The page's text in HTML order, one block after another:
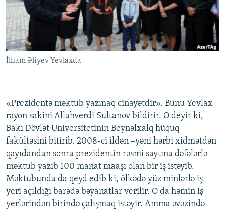
İNFOQRAFIKA
KARIKATURA
AZƏRBAYCAN ƏDƏBIYYATI KITABXANASI
İSLAM VƏ DEMOKRATIYA
İZ - MƏDƏNIYYƏT PROQRAMI
MISSIYAMIZ
PEŞƏ ETIKASI VƏ JURNALISTIKA STANDARTLARIMIZ
MATERIALLARIMIZDAN ISTIFADƏ
AZADLIQRADIOSU MOBIL TELEFONUNUZDA
XƏBƏR BÜLLETENLƏRIMIZ
BIZI IZLƏ
RFE/RL-in bütün saytları
İlham Əliyev Yevlaxda
-
«Prezidentə məktub yazmaq cinayətdir». Bunu Yevlax
rayon sakini Allahverdi Sultanov bildirir. O deyir ki,
Bakı Dövlət Universitetinin Beynəlxalq hüquq
fakültəsini bitirib. 2008-ci ildən –yəni hərbi xidmətdən
qayıdandan sonra prezidentin rəsmi saytına dəfələrlə
məktub yazıb 100 manat maaşı olan bir iş istəyib.
Məktubunda da qeyd edib ki, ölkədə yüz minlərlə iş
yeri açıldığı barədə bəyanatlar verilir. O da həmin iş
yerlərindən birində çalışmaq istəyir. Amma əvəzində